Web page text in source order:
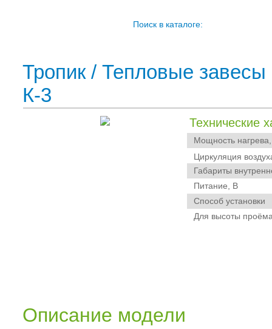
Поиск в каталоге:
Тропик/Тепловые завесы
К-3
Технические
Мощность
Циркуляция
Габариты
Питание, В
Способ установки
Для высоты
Описание модели